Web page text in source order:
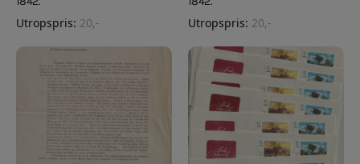
Utropspris: 20,- Utropspris: 20,-